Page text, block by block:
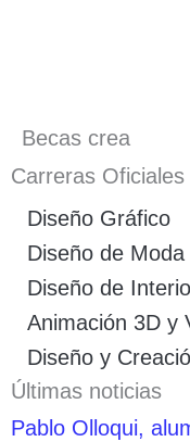
Becas crea
Carreras Oficiales
Diseño Gráfico
Diseño de Moda
Diseño de
Animación 3D y
Diseño y
Últimas noticias
Pablo Olloqui,